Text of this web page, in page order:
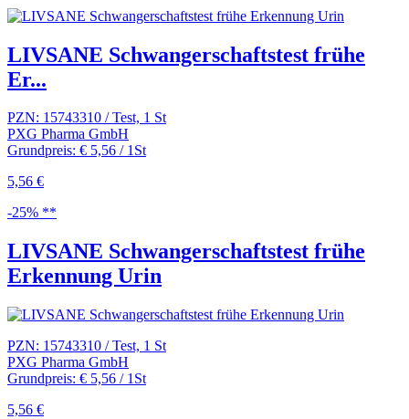
LIVSANE Schwangerschaftstest frühe
Er...
PZN: 15743310 / Test, 1 St
PXG Pharma GmbH
Grundpreis: € 5,56 / 1St
5,56 €
-25% **
LIVSANE Schwangerschaftstest frühe
Erkennung Urin
PZN: 15743310 / Test, 1 St
PXG Pharma GmbH
Grundpreis: € 5,56 / 1St
5,56 €